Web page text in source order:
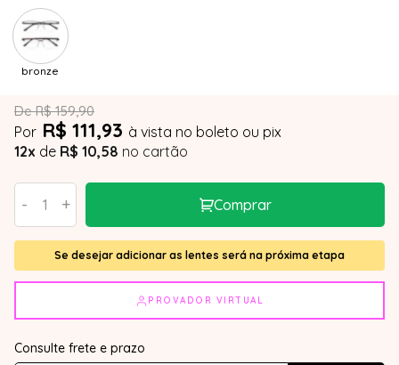
bronze
De R$ 159,90
Por R$ 111,93 à vista no boleto ou pix
12x de R$ 10,58 no cartão
- + Comprar
Se desejar adicionar as lentes será na próxima etapa
PROVADOR VIRTUAL
Consulte frete e prazo